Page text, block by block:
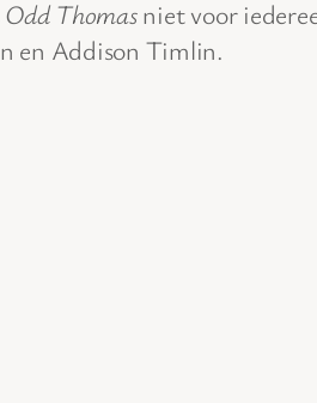
Odd Thomasniet voor
en Addison Timlin.